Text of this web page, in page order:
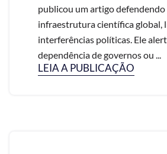
publicou um artigo defendendo
infraestrutura científica global,
interferências políticas. Ele
dependência de governos ou ...
LEIA A PUBLICAÇÃO